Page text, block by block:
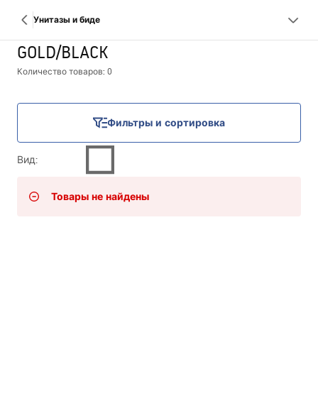
Унитазы и биде
GOLD/BLACK
Количество товаров: 0
Фильтры и сортировка
Вид:
Товары не найдены